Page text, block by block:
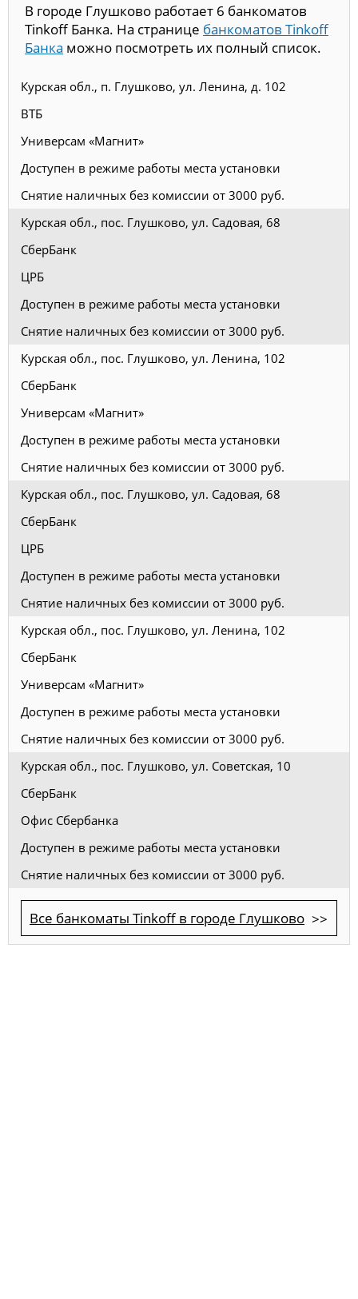
В городе Глушково работает 6 банкоматов
Tinkoff Банка. На странице банкоматов Tinkoff
Банка можно посмотреть их полный список.
Курская обл., п. Глушково, ул. Ленина, д. 102
ВТБ
Универсам «Магнит»
Доступен в режиме работы места установки
Снятие наличных без комиссии от 3000 руб.
Курская обл., пос. Глушково, ул. Садовая, 68
СберБанк
ЦРБ
Доступен в режиме работы места установки
Снятие наличных без комиссии от 3000 руб.
Курская обл., пос. Глушково, ул. Ленина, 102
СберБанк
Универсам «Магнит»
Доступен в режиме работы места установки
Снятие наличных без комиссии от 3000 руб.
Курская обл., пос. Глушково, ул. Садовая, 68
СберБанк
ЦРБ
Доступен в режиме работы места установки
Снятие наличных без комиссии от 3000 руб.
Курская обл., пос. Глушково, ул. Ленина, 102
СберБанк
Универсам «Магнит»
Доступен в режиме работы места установки
Снятие наличных без комиссии от 3000 руб.
Курская обл., пос. Глушково, ул. Советская, 10
СберБанк
Офис Сбербанка
Доступен в режиме работы места установки
Снятие наличных без комиссии от 3000 руб.
Все банкоматы Tinkoff в городе Глушково